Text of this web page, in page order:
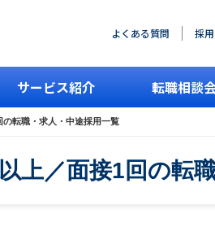
よくある質問 採
サービス紹介 転職相談
転職・求人・中途採用一覧
上／面接1回の転